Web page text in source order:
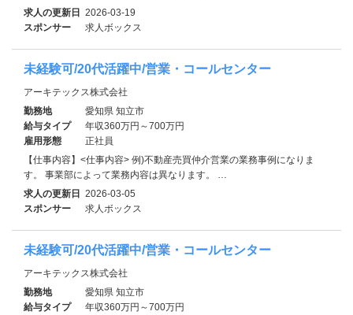
求人の更新日 2026-03-19
スポンサー
求人ボックス
未経験可/20代活躍中/営業・コールセンター
アーキテックス株式会社
勤務地
愛知県 知立市
給与タイプ
年収360万円～700万円
雇用形態
正社員
【仕事内容】<仕事内容> 例)不動産売買仲介営業の業務事例になりま
す。 事業部によって業務内容は異なります。 …
求人の更新日 2026-03-05
スポンサー
求人ボックス
未経験可/20代活躍中/営業・コールセンター
アーキテックス株式会社
勤務地
愛知県 知立市
給与タイプ
年収360万円～700万円